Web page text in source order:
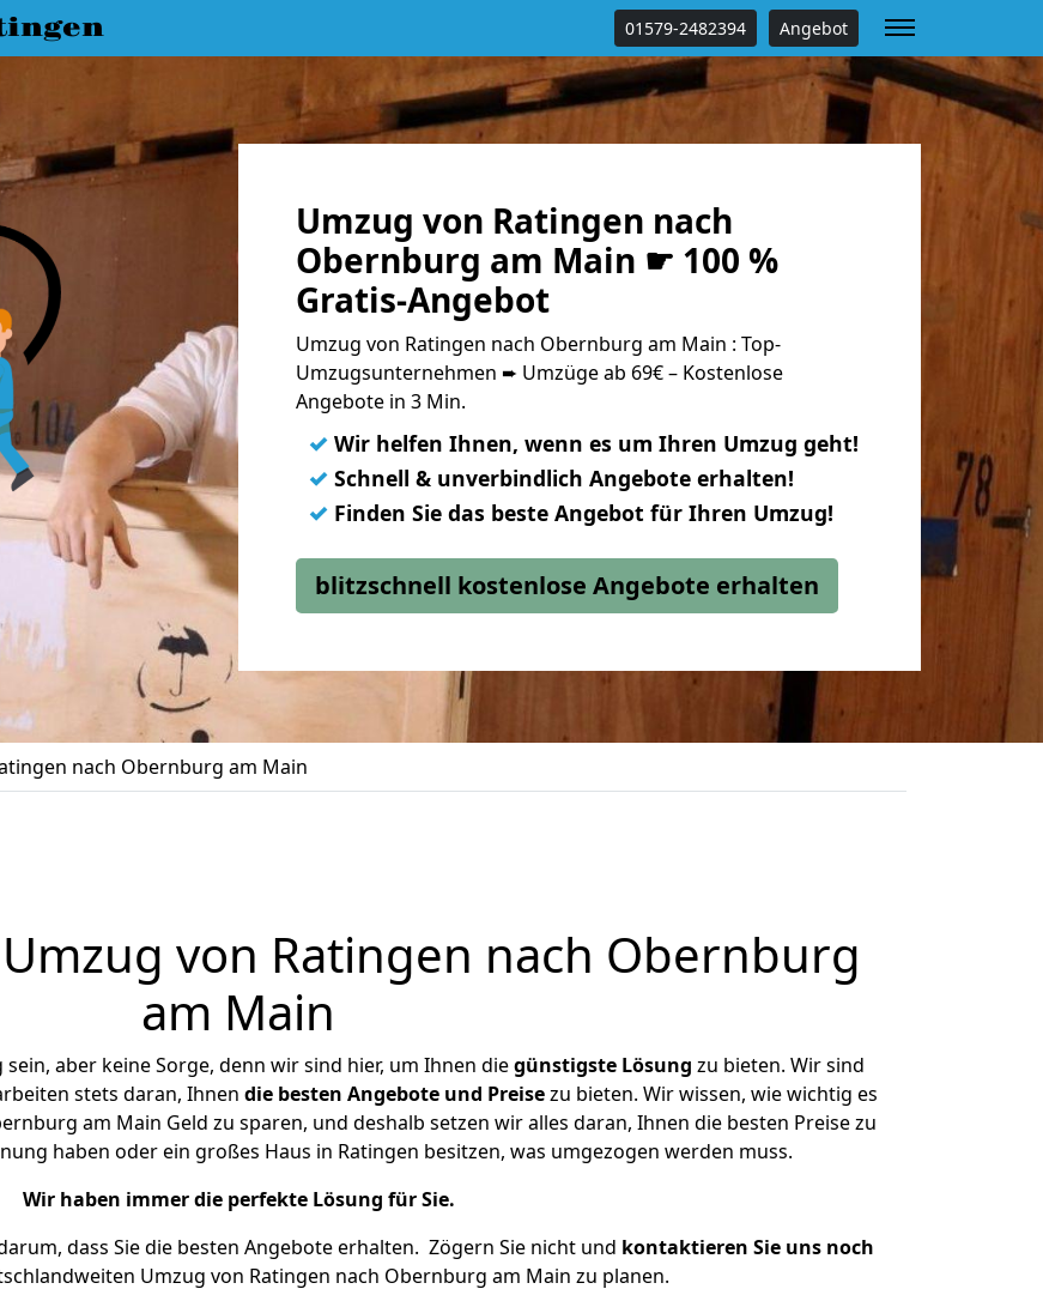
01579-2482394 Angebot
Umzug von Ratingen nach
Obernburg am Main ☛ 100 %
Gratis-Angebot
Umzug von Ratingen nach Obernburg am Main : Top-
Umzugsunternehmen ➨ Umzüge ab 69€ – Kostenlose
Angebote in 3 Min.
✓ Wir helfen Ihnen, wenn es um Ihren Umzug geht!
✓ Schnell & unverbindlich Angebote erhalten!
✓ Finden Sie das beste Angebot für Ihren Umzug!
blitzschnell kostenlose Angebote erhalten
nach Obernburg am Main
von Ratingen nach Obernburg
am Main
aber keine Sorge, denn wir sind hier, um Ihnen diegünstigste Lösung zu bieten. Wir sind
stets daran, Ihnen die besten Angebote und Preisezu bieten. Wir wissen, wie wichtig es
am Main Geld zu sparen, und deshalb setzen wir alles daran, Ihnen die besten Preise zu
haben oder ein großes Haus in Ratingen besitzen, was umgezogen werden muss.
Wir haben immer die perfekte Lösung für Sie.
dass Sie die besten Angebote erhalten. Zögern Sie nicht und kontaktieren Sie uns noch
Umzug von Ratingen nach Obernburg am Main zu planen.